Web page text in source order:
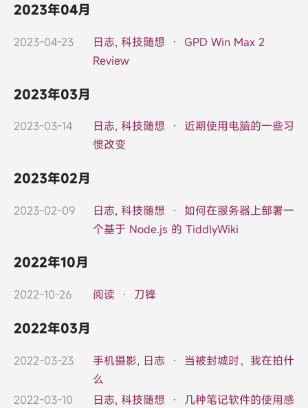
2023年04月
2023-04-23 日志, 科技随想 · GPD Win Max 2
Review
2023年03月
2023-03-14 日志, 科技随想 · 近期使用电脑的一些习
惯改变
2023年02月
2023-02-09 日志, 科技随想 · 如何在服务器上部署一
个基于 Node.js 的 TiddlyWiki
2022年10月
2022-10-26 阅读 · 刀锋
2022年03月
2022-03-23 手机摄影, 日志 · 当被封城时，我在拍什
么
2022-03-10
日志, 科技随想 · 几种笔记软件的使用感